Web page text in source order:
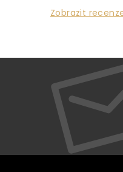
Zobrazit
Z